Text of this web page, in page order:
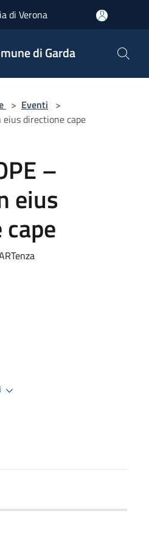
di Verona
di Garda
> Eventi >
eius directione cape
–
eius